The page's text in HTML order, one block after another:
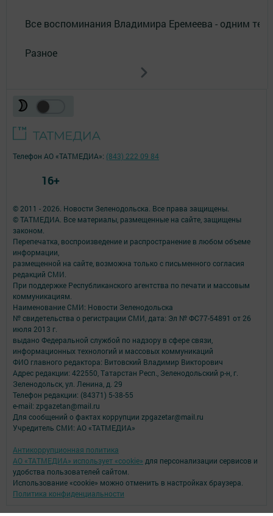
Все воспоминания Владимира Еремеева - одним
Разное
© 2011 - 2026. Новости Зеленодольска. Все права защищены.
© ТАТМЕДИА. Все материалы, размещенные на сайте, защищены
законом.
Перепечатка, воспроизведение и распространение в любом объеме
информации,
размещенной на сайте, возможна только с письменного согласия
редакций СМИ.
При поддержке Республиканского агентства по печати и массовым
коммуникациям.
Наименование СМИ: Новости Зеленодольска
№ свидетельства о регистрации СМИ, дата: Эл № ФС77-54891 от 26
июля 2013 г.
выдано Федеральной службой по надзору в сфере связи,
информационных технологий и массовых коммуникаций
ФИО главного редактора: Витовский Владимир Викторович
Адрес редакции: 422550, Татарстан Респ., Зеленодольский р-н, г.
Зеленодольск, ул. Ленина, д. 29
Телефон редакции: (84371) 5-38-55
e-mail: zpgazetan@mail.ru
Для сообщений о фактах коррупции zpgazetar@mail.ru
Учредитель СМИ: АО «ТАТМЕДИА»
Антикоррупционная политика
АО «ТАТМЕДИА» использует «cookie» для персонализации сервисов и
удобства пользователей сайтом.
Использование «cookie» можно отменить в настройках браузера.
Политика конфиденциальности
Телефон АО «ТАТМЕДИА»: (843) 222 09 84
16+